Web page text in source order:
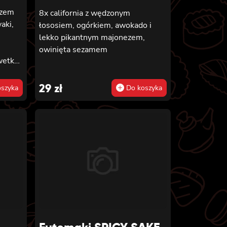
i
8x california z wędzonym
łososiem, ogórkiem, awokado i
lekko pikantnym majonezem,
owinięta sezamem
29 zł Do koszyka